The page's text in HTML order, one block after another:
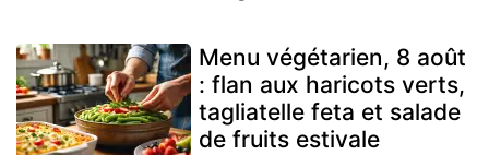
Menu végétarien, 8 août
: flan aux haricots verts,
tagliatelle feta et salade
de fruits estivale